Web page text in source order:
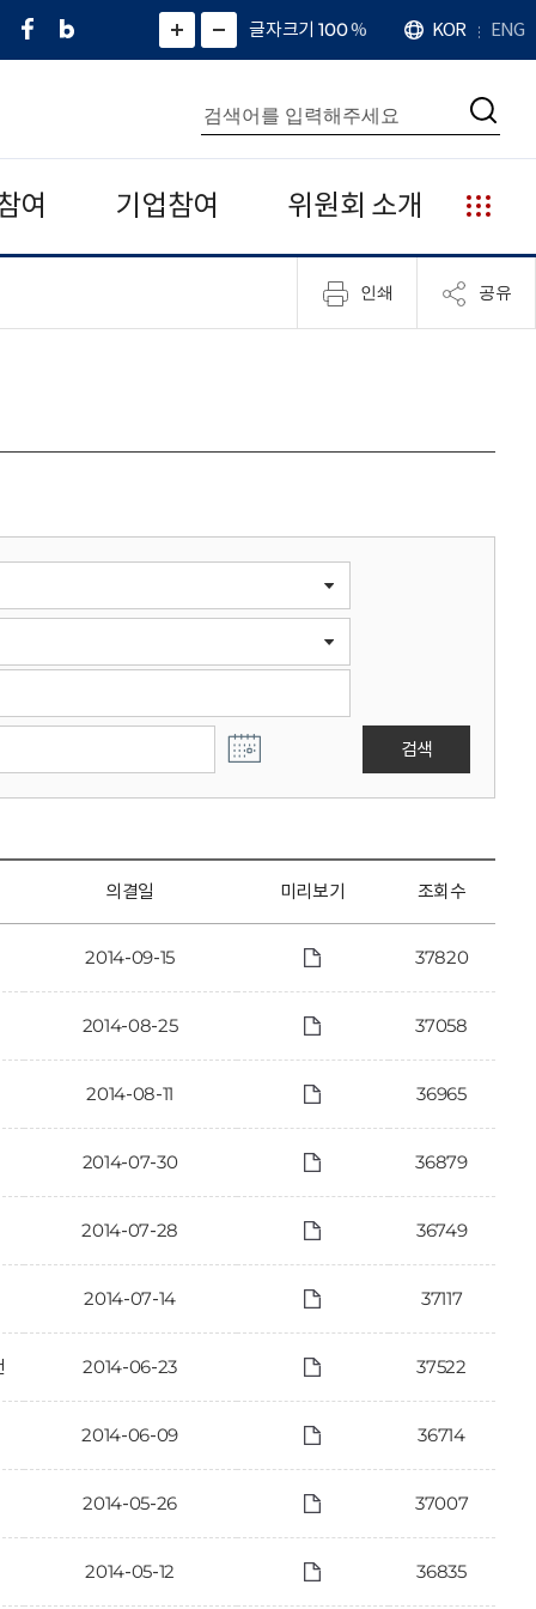
페
네
그
)
화
면
면
소
확
대
치
글자크기 100%
언
어
KOR ENG
통
합
검
색
검
여 기업참여 위원회 소개
누
리
집
안
인쇄 공유
검색
의결일 미리보기 조회수
2014-09-15 37820
2014-08-25 37058
2014-08-11 36965
2014-07-30 36879
2014-07-28 36749
2014-07-14 37117
2014-06-23 37522
2014-06-09 36714
2014-05-26 37007
2014-05-12 36835